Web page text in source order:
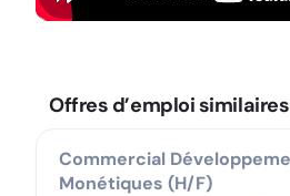
Offres d’emploi similaires
Commercial
Monétiques (H/F)